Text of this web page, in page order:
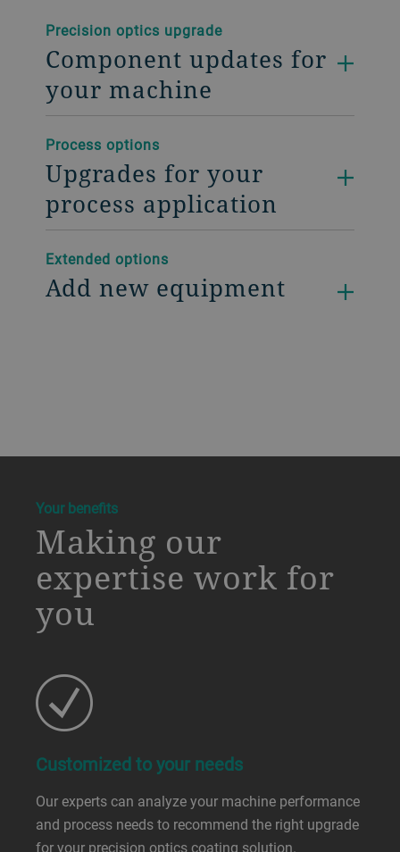
Precision optics upgrade
Component updates for
your machine
Process options
Upgrades for your
process application
Extended options
Add new equipment
a decorative background image
Your benefits
Making our
expertise work for
you
Customized to your needs
Our experts can analyze your machine performance
and process needs to recommend the right upgrade
for your precision optics coating solution.